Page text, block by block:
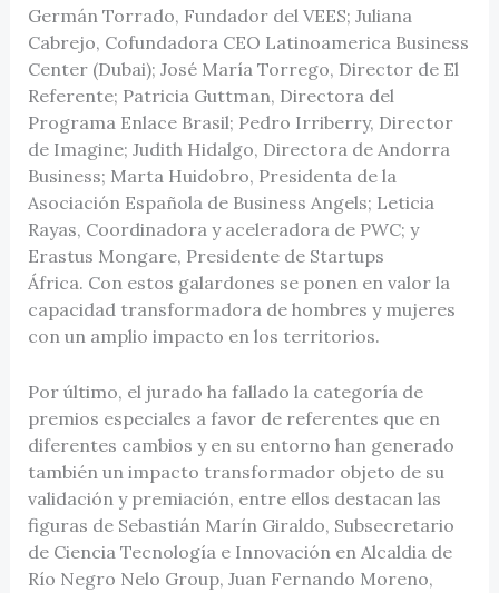
Germán Torrado, Fundador del VEES; Juliana
Cabrejo, Cofundadora CEO Latinoamerica Business
Center (Dubai); José María Torrego, Director de El
Referente; Patricia Guttman, Directora del
Programa Enlace Brasil; Pedro Irriberry, Director
de Imagine; Judith Hidalgo, Directora de Andorra
Business; Marta Huidobro, Presidenta de la
Asociación Española de Business Angels; Leticia
Rayas, Coordinadora y aceleradora de PWC; y
Erastus Mongare, Presidente de Startups
África. Con estos galardones se ponen en valor la
capacidad transformadora de hombres y mujeres
con un amplio impacto en los territorios.
Por último, el jurado ha fallado la categoría de
premios especiales a favor de referentes que en
diferentes cambios y en su entorno han generado
también un impacto transformador objeto de su
validación y premiación, entre ellos destacan las
figuras de Sebastián Marín Giraldo, Subsecretario
de Ciencia Tecnología e Innovación en Alcaldia de
Río Negro Nelo Group, Juan Fernando Moreno,